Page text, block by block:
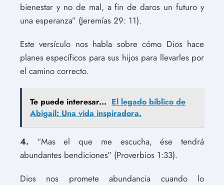
bienestar y no de mal, a fin de daros un futuro y
una esperanza” (Jeremías 29: 11).
Este versículo nos habla sobre cómo Dios hace
planes específicos para sus hijos para llevarles por
el camino correcto.
Te puede interesar... El legado bíblico de
Abigail: Una vida inspiradora.
4. “Mas el que me escucha, ése tendrá
abundantes bendiciones” (Proverbios 1:33).
Dios nos promete abundancia cuando lo